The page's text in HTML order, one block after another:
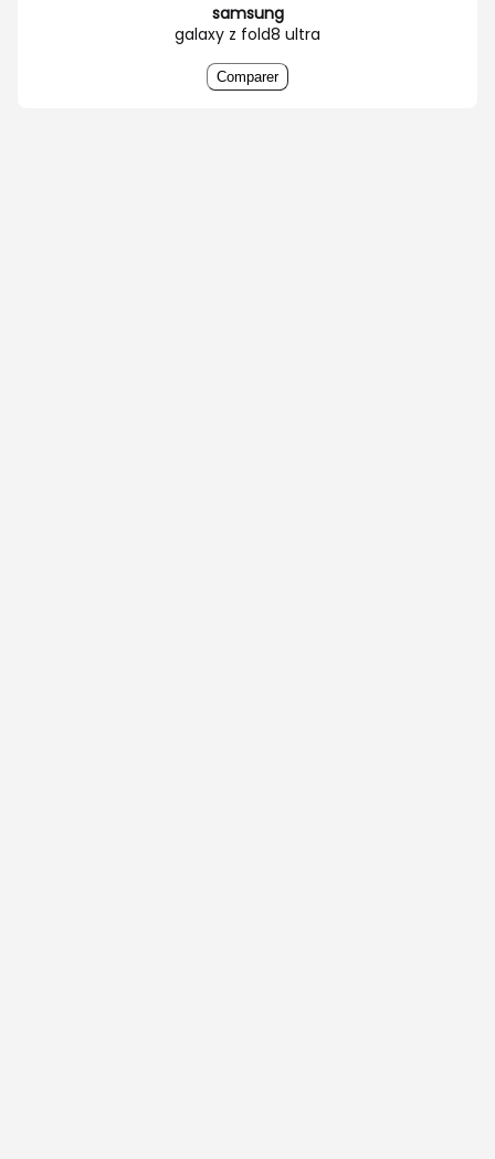
samsung
galaxy z fold8 ultra
Comparer